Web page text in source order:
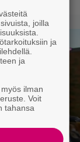
joilla
ja
ja
ilman
Voit
tahansa